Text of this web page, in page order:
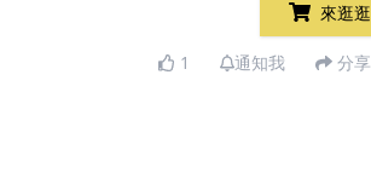
來逛逛
1 通知我 分享